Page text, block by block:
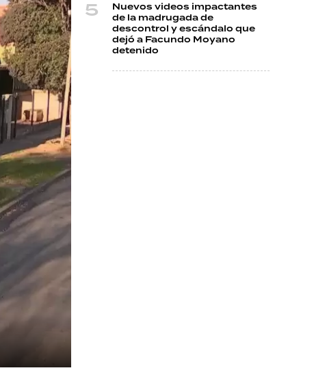
Nuevos videos impactantes
de la madrugada de
descontrol y escándalo que
dejó a Facundo Moyano
detenido